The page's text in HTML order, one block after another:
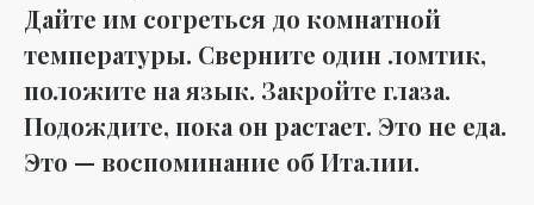
Дайте им согреться до комнатной
температуры. Сверните один ломтик,
положите на язык. Закройте глаза.
Подождите, пока он растает. Это не еда.
Это — воспоминание об Италии.